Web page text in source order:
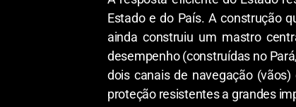
Estado e do País. A construção
ainda construiu um mastro
desempenho (construídas no
dois canais de navegação
proteção resistentes a grandes